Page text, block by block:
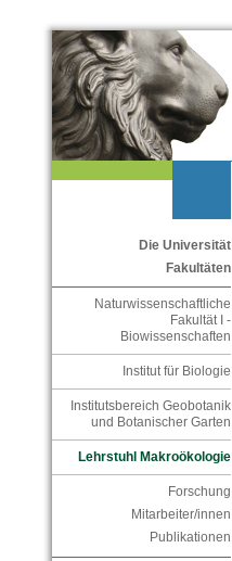
Die Universität
Fakultäten
Naturwissenschaftliche
Fakultät I -
Biowissenschaften
Institut für Biologie
Institutsbereich Geobotanik
und Botanischer Garten
Lehrstuhl Makroökologie
Forschung
Mitarbeiter/innen
Publikationen